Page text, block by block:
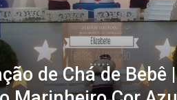
de Chá de Bebê |